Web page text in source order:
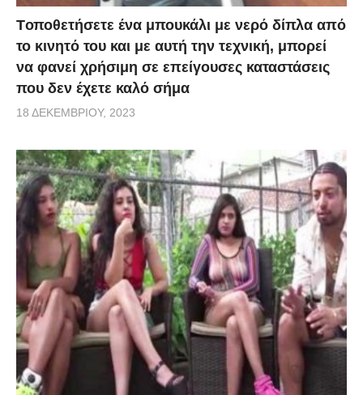
Tοποθετήσετε ένα μπουκάλι με νερό δίπλα από
το κινητό του και με αυτή την τεχνική, μπορεί
να φανεί χρήσιμη σε επείγουσες καταστάσεις
που δεν έχετε καλό σήμα
18 ΔΕΚΕΜΒΡΊΟΥ, 2023